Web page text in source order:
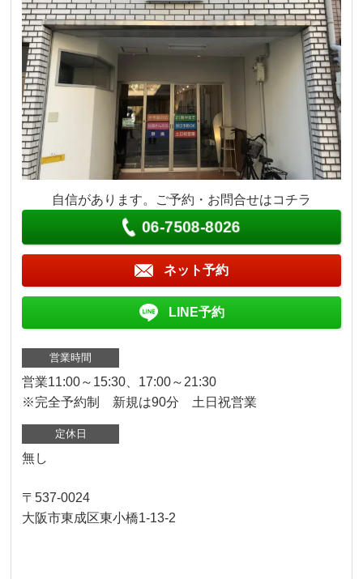
自信があります。ご予約・お問合せはコチラ
06-7508-8026
ネット予約
LINE予約
営業時間
営業11:00～15:30、17:00～21:30
※完全予約制 新規は90分 土日祝営業
定休日
無し
〒537-0024
大阪市東成区東小橋1-13-2